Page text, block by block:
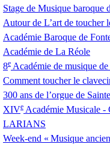
Stage de Musique baroque
Autour de L’art de toucher
Académie Baroque de
Académie de La Réole
8e Académie de musique
Comment toucher le
300 ans de l’orgue de
XIVe Académie Musicale -
LARIANS
Week-end « Musique